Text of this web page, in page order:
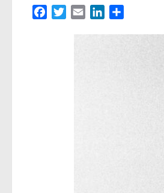
FacebookTwitterEmail LinkedIn